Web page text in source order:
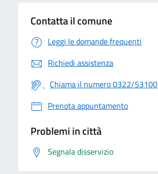
Contatta il comune
Leggi le domande frequenti
Richiedi assistenza
Chiama il numero 0322/53100
Prenota appuntamento
Problemi in città
Segnala disservizio